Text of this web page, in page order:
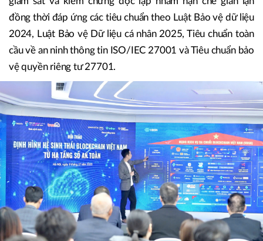
từ định danh, tài chính số đến dữ liệu chuyên ngành thông
qua lớp liên thông chuẩn hóa. Hai là đáp ứng yêu cầu tốc
độ, hướng tới mục tiêu xử lý hàng triệu giao dịch mỗi giây.
Ba là tuân thủ các chuẩn bảo mật hiện đại, hỗ trợ cơ chế
giám sát và kiểm chứng độc lập nhằm hạn chế gian lận
đồng thời đáp ứng các tiêu chuẩn theo Luật Bảo vệ dữ liệu
2024, Luật Bảo vệ Dữ liệu cá nhân 2025, Tiêu chuẩn toàn
cầu về an ninh thông tin ISO/IEC 27001 và Tiêu chuẩn bảo
vệ quyền riêng tư 27701.